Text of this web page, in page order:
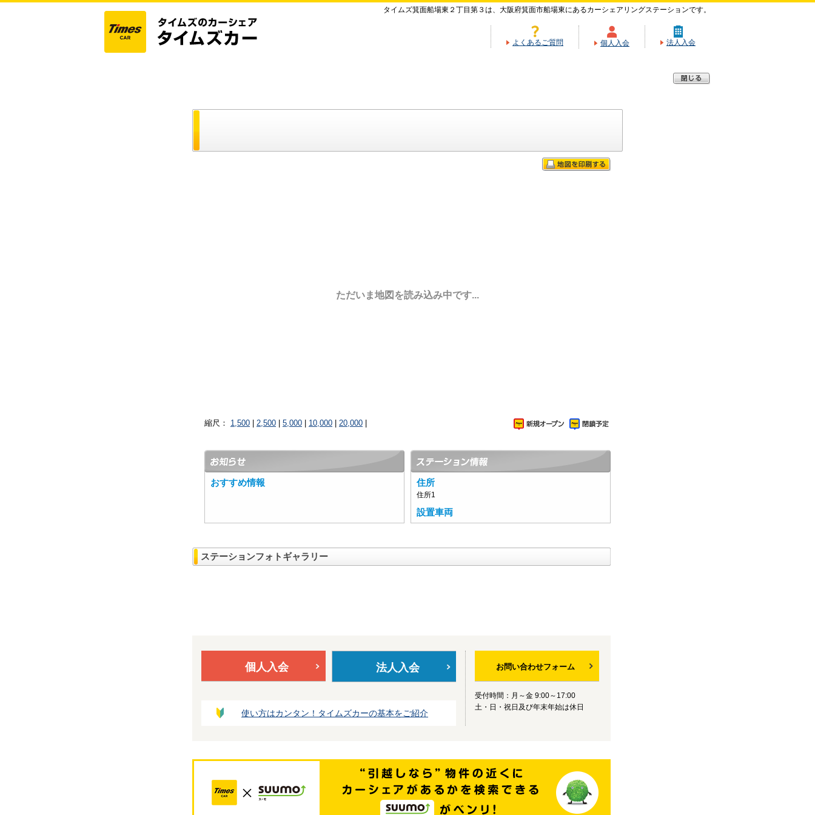
タイムズ箕面船場東２丁目第３は、大阪府箕面市船場東にあるカーシェアリングステーションです。
よくあるご質問 個人入会 法人入会
ただいま地図を読み込み中です...
縮尺： 1,500 2,500 5,000 10,000 20,000
おすすめ情報 住所
住所1
設置車両
ステーションフォトギャラリー
個人入会 法人入会
使い方はカンタン！タイムズカーの基本をご紹介
お問い合わせフォーム
受付時間：月～金 9:00～17:00
土・日・祝日及び年末年始は休日